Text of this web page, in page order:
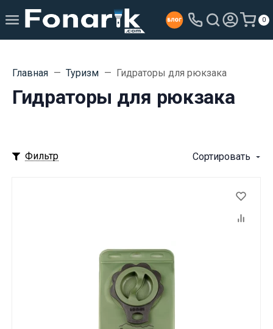
0
Главная Туризм Гидраторы для рюкзака
Гидраторы для рюкзака
Фильтр Сортировать